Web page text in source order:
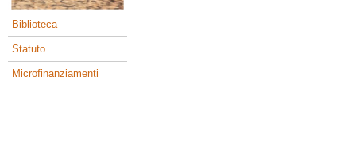
Biblioteca
Statuto
Microfinanziamenti